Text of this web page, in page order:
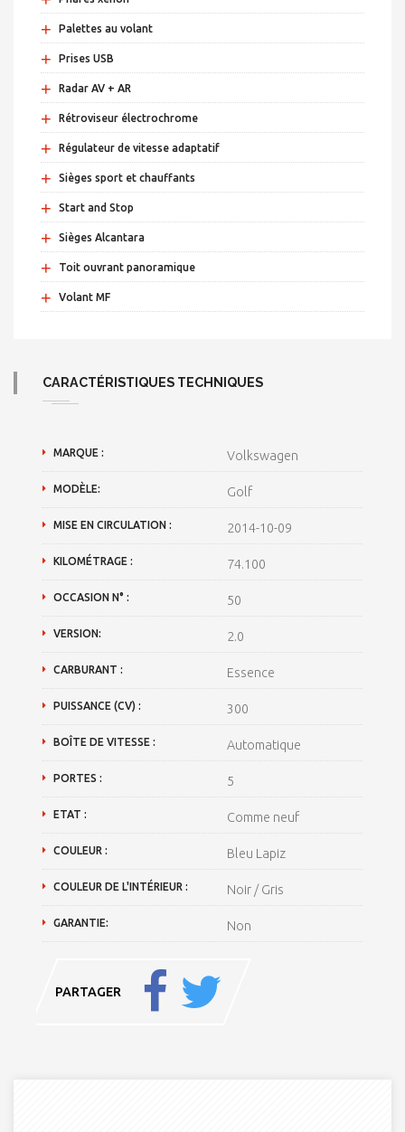
+ Palettes au volant
+ Prises USB
+ Radar AV + AR
+ Rétroviseur électrochrome
+ Régulateur de vitesse adaptatif
+ Sièges sport et chauffants
+ Start and Stop
+ Sièges Alcantara
+ Toit ouvrant panoramique
+ Volant MF
CARACTÉRISTIQUES TECHNIQUES
MARQUE : Volkswagen
MODÈLE: Golf
MISE EN CIRCULATION : 2014-10-09
KILOMÉTRAGE : 74.100
OCCASION N° : 50
VERSION: 2.0
CARBURANT : Essence
PUISSANCE (CV) : 300
BOÎTE DE VITESSE : Automatique
PORTES : 5
ETAT : Comme neuf
COULEUR : Bleu Lapiz
COULEUR DE L'INTÉRIEUR : Noir / Gris
GARANTIE: Non
PARTAGER